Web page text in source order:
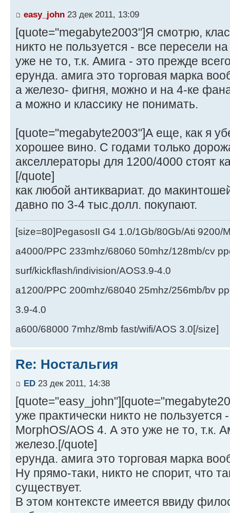
easy_john 23 дек 2011, 13:09
[quote="megabyte2003"]Я смотрю,
никто не пользуется - все пересели
уже не то, т.к. Амига - это прежде
ерунда. амига это торговая марка
а железо- фигня, можно и на 4-ке
а можно и классику не понимать.
[quote="megabyte2003"]А еще, как я
хорошее вино. С годами только
акселлераторы для 1200/4000 стоят
[/quote]
как любой антиквариат. до
давно по 3-4 тыс.долл. покупают.
[size=80]PegasosII G4 1.0/1Gb/80Gb/Ati 9200/
a4000/PPC 233mhz/68060 50mhz/128mb/cv
surf/kickflash/indivision/AOS3.9-4.0
a1200/PPC 200mhz/68040 25mhz/256mb/bv
3.9-4.0
a600/68000 7mhz/8mb fast/wifi/AOS 3.0[/size]
Re: Ностальгия
ED 23 дек 2011, 14:38
уже практически никто не пользуется
MorphOS/AOS 4. А это уже не то, т.к.
железо.[/quote]
ерунда. амига это торговая марка
Ну прямо-таки, никто не спорит, что
существует.
В этом контексте имеется ввиду